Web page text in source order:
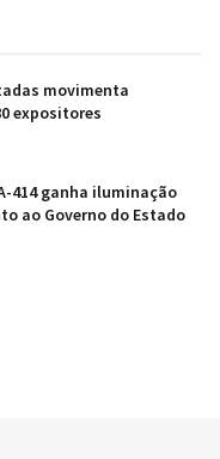
movimenta
expositores
414 ganha iluminação
ao Governo do Estado